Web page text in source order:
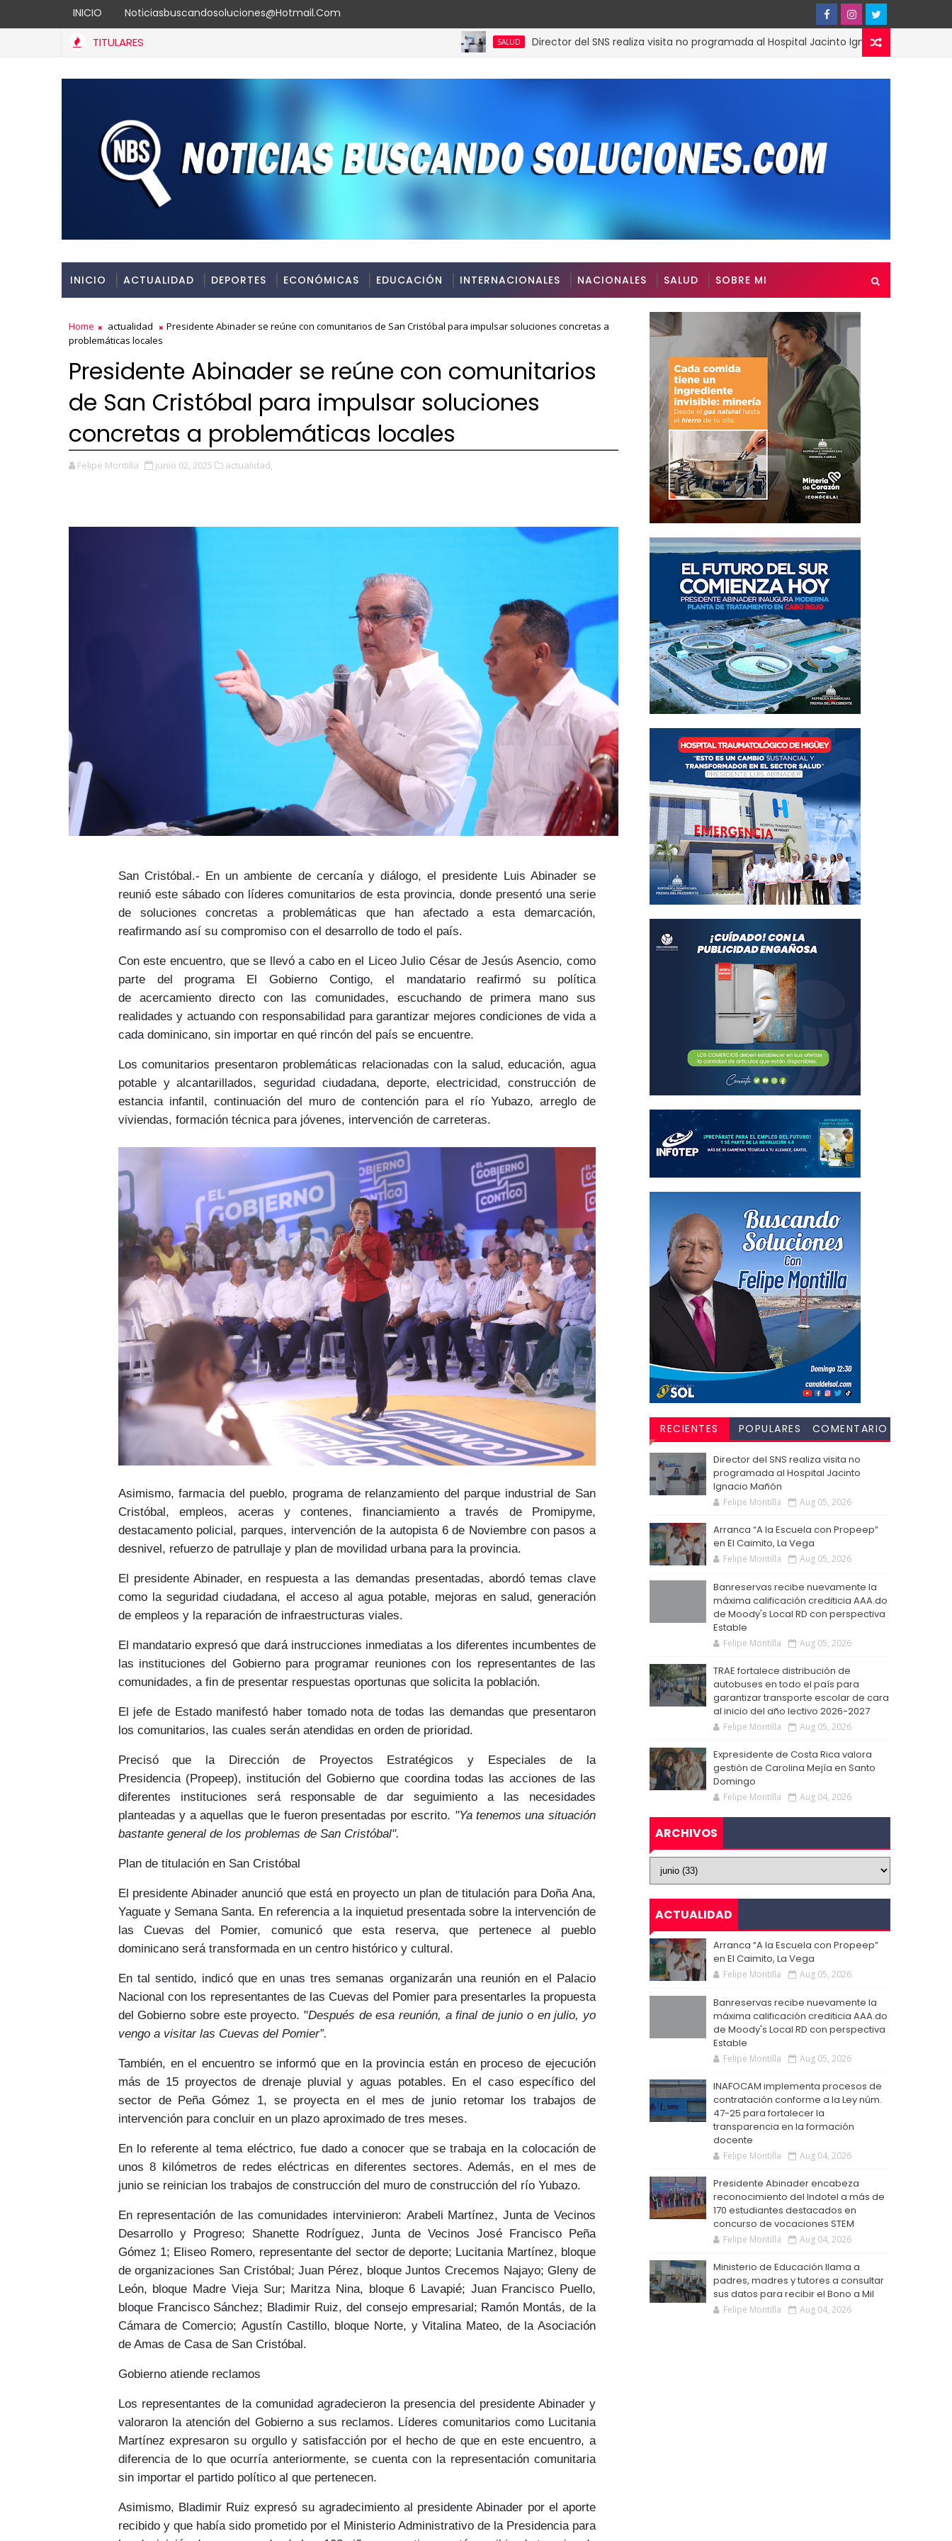
INICIO Noticiasbuscandosoluciones@hotmail.com
TITULARES SALUD Director del SNS realiza visita no programada al Hospital Jacinto Ignacio Mañón
INICIO ACTUALIDAD DEPORTES ECONÓMICAS EDUCACIÓN INTERNACIONALES NACIONALES SALUD SOBRE MI
Home actualidad
Presidente Abinader se reúne con comunitarios de San Cristóbal para impulsar soluciones concretas a
problemáticas locales
Presidente Abinader se reúne con comunitarios
de San Cristóbal para impulsar soluciones
concretas a problemáticas locales
Felipe Montilla junio 02, 2025 actualidad,
San Cristóbal.- En un ambiente de cercanía y diálogo, el presidente Luis Abinaderse
reunió este sábado con líderes comunitarios de esta provincia, donde presentó una serie
de soluciones concretas a problemáticas que han afectado a esta demarcación,
reafirmando así su compromiso con el desarrollode todo el país.
Con este encuentro, que se llevó a cabo en el Liceo Julio César de Jesús Asencio, como
parte del programa El Gobierno Contigo, el mandatario reafirmó su política
de acercamiento directo con las comunidades, escuchando de primera mano sus
realidades y actuando con responsabilidad para garantizar mejores condiciones de vida a
cada dominicano, sin importar en qué rincón del país se encuentre.
Los comunitarios presentaron problemáticas relacionadas con la salud, educación, agua
potable y alcantarillados, seguridad ciudadana, deporte, electricidad, construcción de
estancia infantil, continuación del muro de contención para el río Yubazo, arreglo de
viviendas, formación técnica para jóvenes, intervención de carreteras.
Asimismo, farmacia del pueblo, programa de relanzamiento del parque industrial de San
Cristóbal, empleos, aceras y contenes, financiamiento a través de Promipyme,
destacamento policial, parques, intervención de la autopista 6 de Noviembre con pasos a
desnivel, refuerzo de patrullaje y plan de movilidad urbana para la provincia.
El presidente Abinader, en respuesta a las demandas presentadas, abordó temas clave
como laseguridad ciudadana, el acceso alagua potable, mejoras en salud, generación
de empleos y la reparación de infraestructuras viales.
El mandatario expresó que dará instrucciones inmediatas a los diferentes incumbentes de
las instituciones del Gobierno para programar reuniones con los representantes de las
comunidades, a fin de presentar respuestas oportunas que solicita la población.
El jefe de Estado manifestó haber tomado nota de todas las demandas que presentaron
los comunitarios, las cuales serán atendidas en orden de prioridad.
Precisó que la Dirección de Proyectos Estratégicos y Especiales de la
Presidencia (Propeep), institución del Gobierno que coordina todas las acciones de las
diferentes instituciones será responsable de dar seguimiento a las necesidades
planteadas y a aquellas que le fueron presentadas por escrito. "Ya tenemos una situación
bastante general de los problemas de San Cristóbal".
Plan de titulación en San Cristóbal
El presidente Abinader anunció que está en proyecto un plan de titulación para Doña Ana,
Yaguate y Semana Santa. En referencia a la inquietud presentada sobre la intervención de
las Cuevas del Pomier, comunicó que esta reserva, que pertenece al pueblo
dominicano será transformada en un centro histórico y cultural.
En tal sentido, indicó queen unas tres semanas organizarán una reunión en el Palacio
Nacional con los representantes de las Cuevas del Pomier para presentarles la propuesta
del Gobierno sobre este proyecto. "Después de esa reunión, a final de junio o en julio, yo
vengo a visitar las Cuevas del Pomier”.
También, en el encuentro se informó que en la provinciaestán en proceso de ejecución
más de 15 proyectos de drenaje pluvial y aguas potables. En el caso específico del
sector de Peña Gómez 1, se proyecta en el mes de junio retomar los trabajos de
intervención para concluir en un plazo aproximado de tres meses.
En lo referente altema eléctrico, fue dado a conocer que se trabaja en la colocación de
unos8 kilómetros de redes eléctricas en diferentes sectores. Además, en el mes de
junio se reinician los trabajos de construcción del muro de construcción del río Yubazo.
En representación de las comunidades intervinieron: Arabeli Martínez, Junta de Vecinos
Desarrollo y Progreso; Shanette Rodríguez, Junta de Vecinos José Francisco Pеña
Gómez 1; Eliseo Romero, representante del sector de deporte; Lucitania Martínez, bloque
de organizaciones San Cristóbal;Juan Pérez, bloque Juntos Crecemos Najayo;Gleny de
León, bloque Madre Vieja Sur; Maritza Nina, bloque 6 Lavapié; Juan Francisco Puello,
bloque Francisco Sánchez; Bladimir Ruiz, del consejo empresarial; Ramón Montás, de la
Cámara de Comercio; Agustín Castillo, bloque Norte, yVitalina Mateo, de la Asociación
de Amas de Casa de San Cristóbal.
Gobierno atiende reclamos
Los representantes de la comunidad agradecieron la presenciadel presidente Abinader y
valoraron laatención del Gobierno a sus reclamos. Líderes comunitarios como Lucitania
Martínez expresaron su orgullo y satisfacción por el hecho de que en este encuentro, a
diferencia de lo que ocurría anteriormente, se cuenta con la representación comunitaria
sin importar el partido político al que pertenecen.
Asimismo, Bladimir Ruiz expresó su agradecimientoal presidente Abinader por el aporte
recibidoy que había sido prometido por el Ministerio Administrativo de la Presidencia para
RECIENTES POPULARES
COMENTARIO
Director del SNS realiza visita no
programada al Hospital Jacinto
Ignacio Mañón
Felipe Montilla Aug 05, 2026
Arranca “A la Escuela con Propeep”
en El Caimito, La Vega
Felipe Montilla Aug 05, 2026
Banreservas recibe nuevamente la
máxima calificación crediticia AAA.do
de Moody's Local RD con perspectiva
Estable
Felipe Montilla Aug 05, 2026
TRAE fortalece distribución de
autobuses en todo el país para
garantizar transporte escolar de cara
al inicio del año lectivo 2026-2027
Felipe Montilla Aug 05, 2026
Expresidente de Costa Rica valora
gestión de Carolina Mejía en Santo
Domingo
Felipe Montilla Aug 04, 2026
ARCHIVOS
ACTUALIDAD
Arranca “A la Escuela con Propeep”
en El Caimito, La Vega
Felipe Montilla Aug 05, 2026
Banreservas recibe nuevamente la
máxima calificación crediticia AAA.do
de Moody's Local RD con perspectiva
Estable
Felipe Montilla Aug 05, 2026
INAFOCAM implementa procesos de
contratación conforme a la Ley núm.
47-25 para fortalecer la
transparencia en la formación
docente
Felipe Montilla Aug 04, 2026
Presidente Abinader encabeza
reconocimiento del Indotel a más de
170 estudiantes destacados en
concurso de vocaciones STEM
Felipe Montilla Aug 04, 2026
Ministerio de Educación llama a
padres, madres y tutores a consultar
sus datos para recibir el Bono a Mil
Felipe Montilla Aug 04, 2026